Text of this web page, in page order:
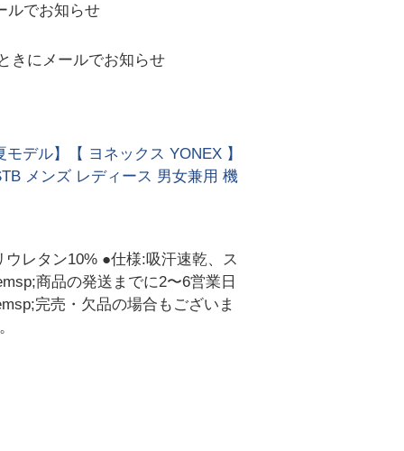
ルでお知らせ
きにメールでお知らせ
デル】【 ヨネックス YONEX 】
メンズ レディース 男女兼用 機
レタン10% ●仕様:吸汗速乾、ス
商品の発送までに2〜6営業日
完売・欠品の場合もございま